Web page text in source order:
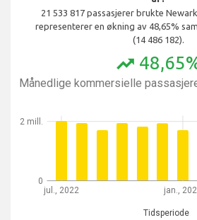
21 533 817 passasjerer brukte
representerer en økning av 48,65%
(14 486 182).
trending_up
Månedlige kommersielle
jul., 2022 jan.,
Tidsperiode
0
2 mill.